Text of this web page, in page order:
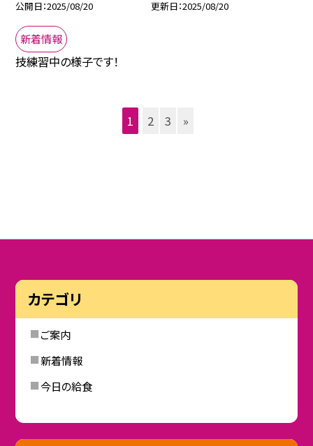
公開日 2025/08/20 更新日 2025/08/20
新着情報
技練習中の様子です！
1 2 3 »
カテゴリ
ご案内
新着情報
今日の給食